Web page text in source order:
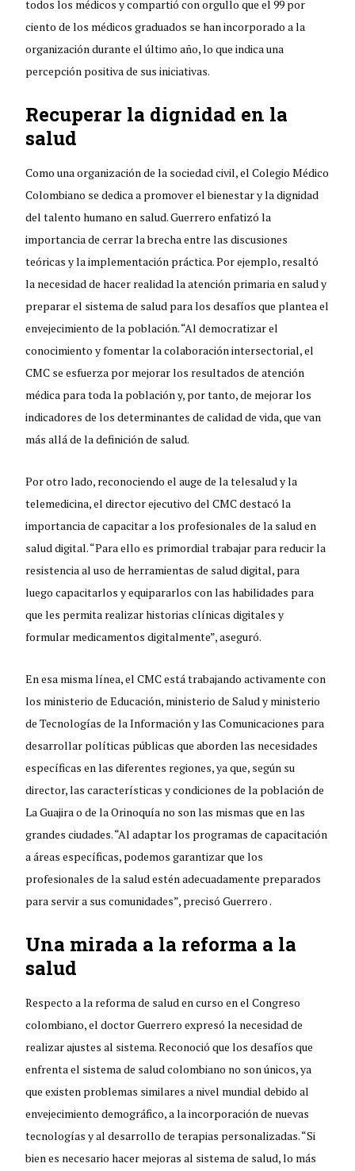
todos los médicos y compartió con orgullo que el 99 por
ciento de los médicos graduados se han incorporado a la
organización durante el último año, lo que indica una
percepción positiva de sus iniciativas.
Recuperar la dignidad en la
salud
Como una organización de la sociedad civil, el Colegio Médico
Colombiano se dedica a promover el bienestar y la dignidad
del talento humano en salud. Guerrero enfatizó la
importancia de cerrar la brecha entre las discusiones
teóricas y la implementación práctica. Por ejemplo, resaltó
la necesidad de hacer realidad la atención primaria en salud y
preparar el sistema de salud para los desafíos que plantea el
envejecimiento de la población. “Al democratizar el
conocimiento y fomentar la colaboración intersectorial, el
CMC se esfuerza por mejorar los resultados de atención
médica para toda la población y, por tanto, de mejorar los
indicadores de los determinantes de calidad de vida, que van
más allá de la definición de salud.
Por otro lado, reconociendo el auge de la telesalud y la
telemedicina, el director ejecutivo del CMC destacó la
importancia de capacitar a los profesionales de la salud en
salud digital. “Para ello es primordial trabajar para reducir la
resistencia al uso de herramientas de salud digital, para
luego capacitarlos y equipararlos con las habilidades para
que les permita realizar historias clínicas digitales y
formular medicamentos digitalmente”, aseguró.
En esa misma línea, el CMC está trabajando activamente con
los ministerio de Educación, ministerio de Salud y ministerio
de Tecnologías de la Información y las Comunicaciones para
desarrollar políticas públicas que aborden las necesidades
específicas en las diferentes regiones, ya que, según su
director, las características y condiciones de la población de
La Guajira o de la Orinoquía no son las mismas que en las
grandes ciudades. “Al adaptar los programas de capacitación
a áreas específicas, podemos garantizar que los
profesionales de la salud estén adecuadamente preparados
para servir a sus comunidades”, precisó Guerrero .
Una mirada a la reforma a la
salud
Respecto a la reforma de salud en curso en el Congreso
colombiano, el doctor Guerrero expresó la necesidad de
realizar ajustes al sistema. Reconoció que los desafíos que
enfrenta el sistema de salud colombiano no son únicos, ya
que existen problemas similares a nivel mundial debido al
envejecimiento demográfico, a la incorporación de nuevas
tecnologías y al desarrollo de terapias personalizadas. “Si
bien es necesario hacer mejoras al sistema de salud, lo más